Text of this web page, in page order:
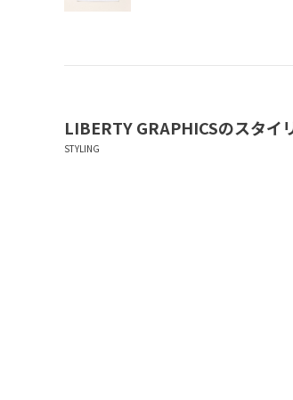
LIBERTY GRAPHICSのスタイ